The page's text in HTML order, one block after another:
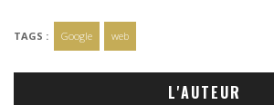
TAGS : Google web
L'AUTEUR